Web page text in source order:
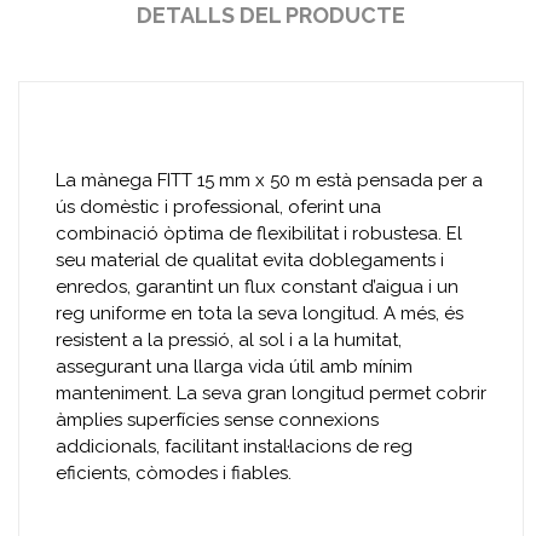
DETALLS DEL PRODUCTE
La mànega FITT 15 mm x 50 m està pensada per a
ús domèstic i professional, oferint una
combinació òptima de flexibilitat i robustesa. El
seu material de qualitat evita doblegaments i
enredos, garantint un flux constant d’aigua i un
reg uniforme en tota la seva longitud. A més, és
resistent a la pressió, al sol i a la humitat,
assegurant una llarga vida útil amb mínim
manteniment. La seva gran longitud permet cobrir
àmplies superfícies sense connexions
addicionals, facilitant instal·lacions de reg
eficients, còmodes i fiables.